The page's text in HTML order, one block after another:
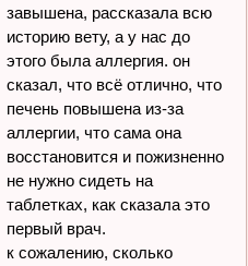
завышена, рассказала всю
историю вету, а у нас до
этого была аллергия. он
сказал, что всё отлично, что
печень повышена из-за
аллергии, что сама она
восстановится и пожизненно
не нужно сидеть на
таблетках, как сказала это
первый врач.
к сожалению, сколько